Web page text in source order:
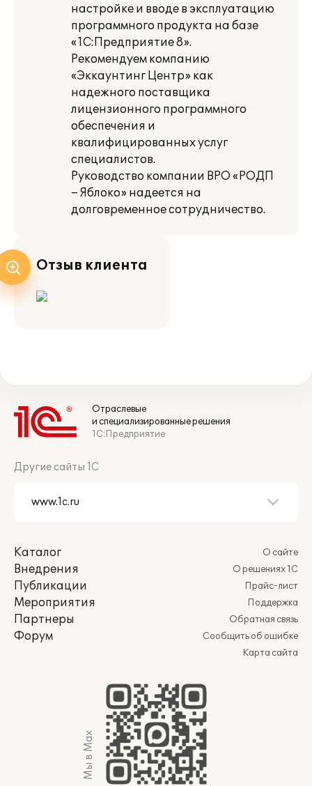
настройке и вводе в эксплуатацию
программного продукта на базе
«1С:Предприятие 8».
Рекомендуем компанию
«Эккаунтинг Центр» как
надежного поставщика
лицензионного программного
обеспечения и
квалифицированных услуг
специалистов.
Руководство компании ВРО «РОДП
– Яблоко» надеется на
долговременное сотрудничество.
Отзыв клиента
Отраслевые
и специализированные решения
1С:Предприятие
Другие сайты 1С
Каталог
Внедрения
Публикации
Мероприятия
Партнеры
Форум
О сайте
О решениях 1С
Прайс-лист
Поддержка
Обратная связь
Сообщить об ошибке
Карта сайта
Мы в Max